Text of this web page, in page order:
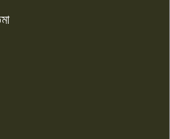
ও হয়রানির অভিযোগ